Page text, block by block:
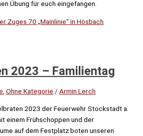
Übung für euch eingefangen.
Zuges 70 „Mainlinie“ in Hösbach
2023 – Familientag
Ohne Kategorie / Armin Lerch
2023 der Feuerwehr Stockstadt a.
einem Frühschoppen und der
auf dem Festplatz boten unseren